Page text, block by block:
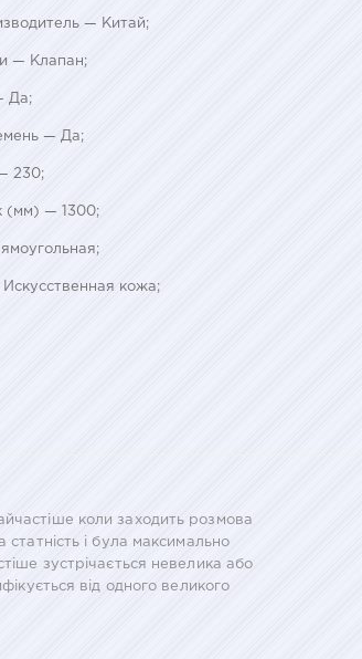
— Китай;
— Клапан;
Да;
— Да;
230;
(мм) — 1300;
кожа;
коли заходить розмова
і була максимально
зустрічається невелика або
від одного великого